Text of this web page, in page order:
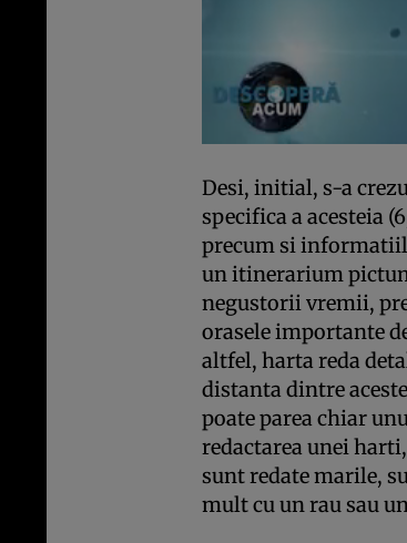
Desi, initial, s-a
specifica a acesteia
precum si
un itinerarium
negustorii vremii,
orasele importante
altfel, harta reda
distanta dintre
poate parea chiar
redactarea unei
sunt redate marile,
mult cu un rau sau